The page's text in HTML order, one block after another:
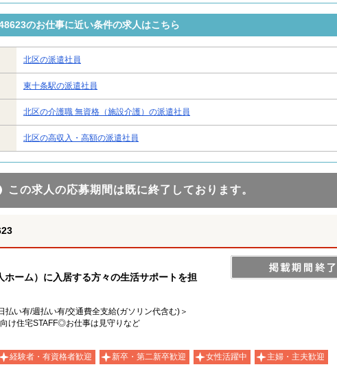
のお仕事に近い条件の求人はこちら
北区の派遣社員
東十条駅の派遣社員
北区の介護職 無資格（施設介護）の派遣社員
北区の高収入・高額の派遣社員
この求人の応募期間は既に終了しております。
ーム）に入居する方々の生活サポートを担
い有/週払い有/交通費全支給(ガソリン代含む)＞
け住宅STAFF◎お仕事は見守りなど
経験者・有資格者歓迎 新卒・第二新卒歓迎 女性活躍中
主婦・主夫歓迎